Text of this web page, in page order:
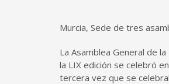
Murcia, Sede de tres
La Asamblea General de
la LIX edición se celebró
tercera vez que se